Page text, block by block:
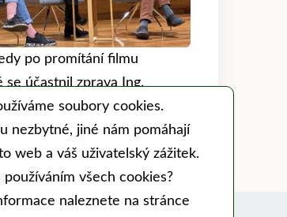
po promítání filmu
se účastnil zprava Ing.
CSc., a Ing. Milada Šolcová.
soubory cookies.
nezbytné, jiné nám pomáhají
web a váš uživatelský zážitek.
používáním všech cookies?
naleznete na stránce